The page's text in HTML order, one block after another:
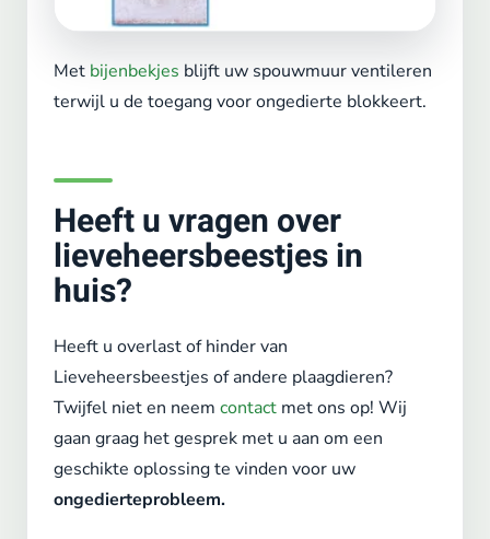
Met bijenbekjes blijft uw spouwmuur ventileren
terwijl u de toegang voor ongedierte blokkeert.
Heeft u vragen over
lieveheersbeestjes in
huis?
Heeft u overlast of hinder van
Lieveheersbeestjes of andere plaagdieren?
Twijfel niet en neem contact met ons op! Wij
gaan graag het gesprek met u aan om een
geschikte oplossing te vinden voor uw
ongedierteprobleem.